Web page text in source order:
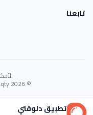
تابعنا
© 2026 Dlwaqty. جميع الحقوق محفوظة.
تطبيق دلوقتي